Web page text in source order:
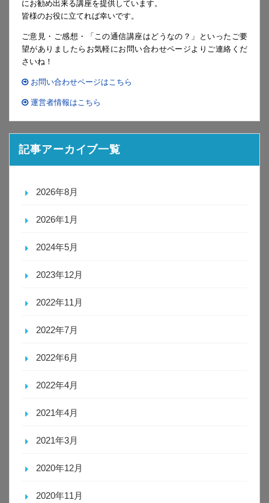
にお勧め出来る講座を提供しています。
皆様のお役に立てれば幸いです。
ご意見・ご感想・「この通信講座はどうなの？」といったご要
望がありましたらお気軽にお問い合わせページよりご連絡くだ
さいね！
お問い合わせページはこちら
運営者情報はこちら
記事アーカイブ一覧
2026年8月
2026年1月
2024年5月
2023年12月
2022年11月
2022年7月
2022年6月
2022年4月
2021年4月
2021年3月
2020年12月
2020年11月